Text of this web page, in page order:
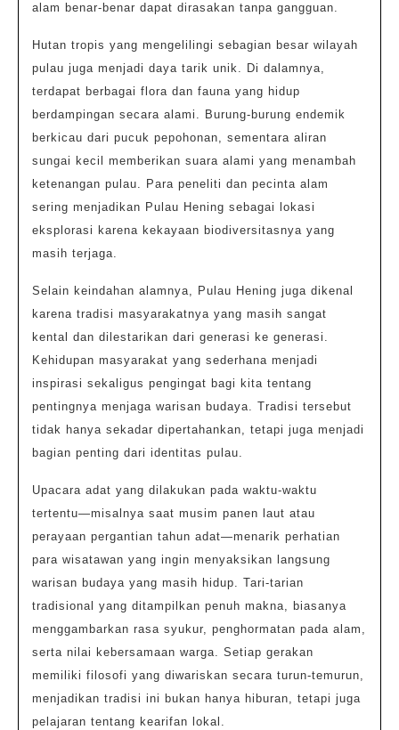
alam benar-benar dapat dirasakan tanpa gangguan.
Hutan tropis yang mengelilingi sebagian besar wilayah
pulau juga menjadi daya tarik unik. Di dalamnya,
terdapat berbagai flora dan fauna yang hidup
berdampingan secara alami. Burung-burung endemik
berkicau dari pucuk pepohonan, sementara aliran
sungai kecil memberikan suara alami yang menambah
ketenangan pulau. Para peneliti dan pecinta alam
sering menjadikan Pulau Hening sebagai lokasi
eksplorasi karena kekayaan biodiversitasnya yang
masih terjaga.
Selain keindahan alamnya, Pulau Hening juga dikenal
karena tradisi masyarakatnya yang masih sangat
kental dan dilestarikan dari generasi ke generasi.
Kehidupan masyarakat yang sederhana menjadi
inspirasi sekaligus pengingat bagi kita tentang
pentingnya menjaga warisan budaya. Tradisi tersebut
tidak hanya sekadar dipertahankan, tetapi juga menjadi
bagian penting dari identitas pulau.
Upacara adat yang dilakukan pada waktu-waktu
tertentu—misalnya saat musim panen laut atau
perayaan pergantian tahun adat—menarik perhatian
para wisatawan yang ingin menyaksikan langsung
warisan budaya yang masih hidup. Tari-tarian
tradisional yang ditampilkan penuh makna, biasanya
menggambarkan rasa syukur, penghormatan pada alam,
serta nilai kebersamaan warga. Setiap gerakan
memiliki filosofi yang diwariskan secara turun-temurun,
menjadikan tradisi ini bukan hanya hiburan, tetapi juga
pelajaran tentang kearifan lokal.